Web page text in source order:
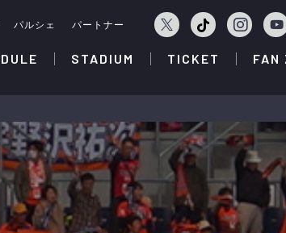
パルシェ パートナー
STADIUM TICKET FAN